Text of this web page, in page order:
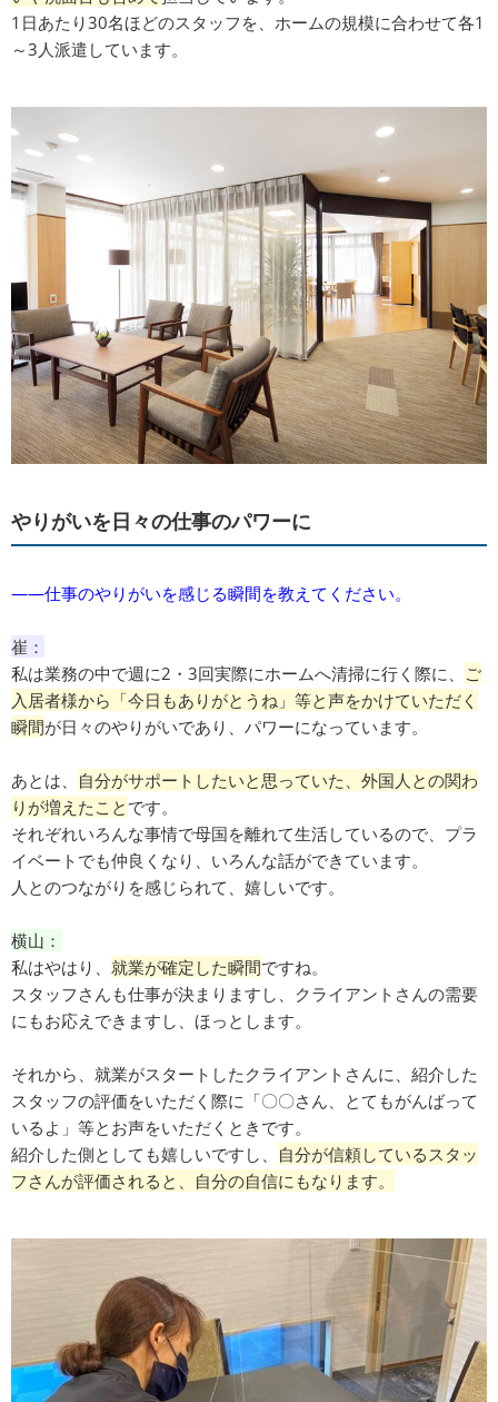
1日あたり30名ほどのスタッフを、ホームの規模に合わせて各1
～3人派遣しています。
やりがいを日々の仕事のパワーに
――仕事のやりがいを感じる瞬間を教えてください。
崔：
私は業務の中で週に2・3回実際にホームへ清掃に行く際に、 ご
入居者様から「今日もありがとうね」等と声をかけていただく
瞬間が日々のやりがいであり、パワーになっています。
あとは、 自分がサポートしたいと思っていた、外国人との関わ
りが増えたこと です。
それぞれいろんな事情で母国を離れて生活しているので、プラ
イベートでも仲良くなり、いろんな話ができています。
人とのつながりを感じられて、嬉しいです。
横山：
私はやはり、 就業が確定した瞬間ですね。
スタッフさんも仕事が決まりますし、クライアントさんの需要
にもお応えできますし、ほっとします。
それから、就業がスタートしたクライアントさんに、紹介した
スタッフの評価をいただく際に「〇〇さん、とてもがんばって
いるよ」等とお声をいただくときです。
紹介した側としても嬉しいですし、 自分が信頼しているスタッ
フさんが評価されると、自分の自信にもなります。